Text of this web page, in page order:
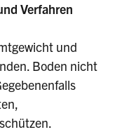
Verfahren
und
Boden nicht